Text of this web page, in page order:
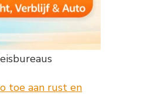
toe aan rust en